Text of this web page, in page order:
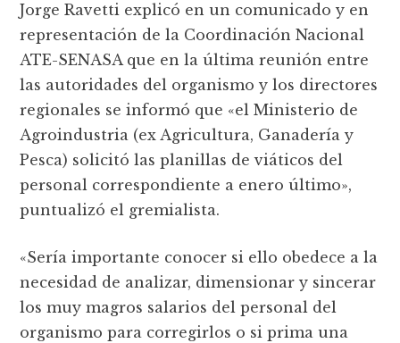
Jorge Ravetti explicó en un comunicado y en
representación de la Coordinación Nacional
ATE-SENASA que en la última reunión entre
las autoridades del organismo y los directores
regionales se informó que «el Ministerio de
Agroindustria (ex Agricultura, Ganadería y
Pesca) solicitó las planillas de viáticos del
personal correspondiente a enero último»,
puntualizó el gremialista.
«Sería importante conocer si ello obedece a la
necesidad de analizar, dimensionar y sincerar
los muy magros salarios del personal del
organismo para corregirlos o si prima una